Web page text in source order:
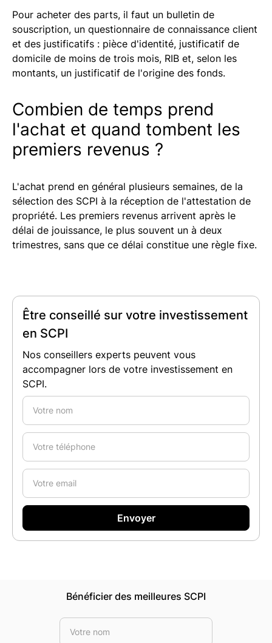
Pour acheter des parts, il faut un bulletin de
souscription, un questionnaire de connaissance client
et des justificatifs : pièce d'identité, justificatif de
domicile de moins de trois mois, RIB et, selon les
montants, un justificatif de l'origine des fonds.
Combien de temps prend
l'achat et quand tombent les
premiers revenus ?
L'achat prend en général plusieurs semaines, de la
sélection des SCPI à la réception de l'attestation de
propriété. Les premiers revenus arrivent après le
délai de jouissance, le plus souvent un à deux
trimestres, sans que ce délai constitue une règle fixe.
Être conseillé sur votre investissement
en SCPI
Nos conseillers experts peuvent vous
accompagner lors de votre investissement en
SCPI.
Bénéficier des meilleures SCPI